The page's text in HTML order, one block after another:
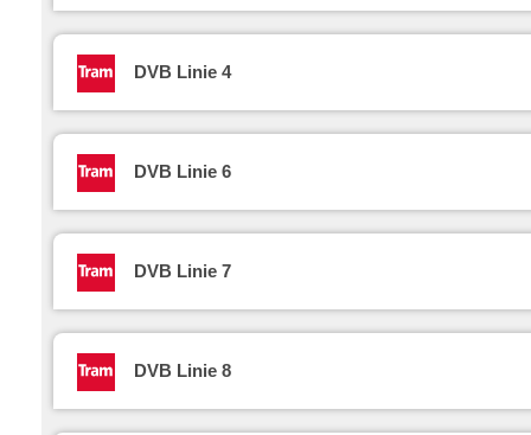
DVB Linie 4
DVB Linie 6
DVB Linie 7
DVB Linie 8